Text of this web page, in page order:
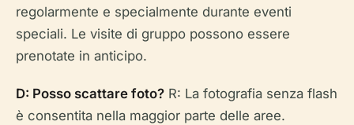
regolarmente e specialmente durante eventi
speciali. Le visite di gruppo possono essere
prenotate in anticipo.
D: Posso scattare foto? R: La fotografia senza flash
è consentita nella maggior parte delle aree.